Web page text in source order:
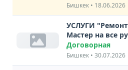
Бишкек • 18.06.2026
УСЛУГИ "Ремонт
Мастер на все
Договорная
Бишкек • 30.07.2026